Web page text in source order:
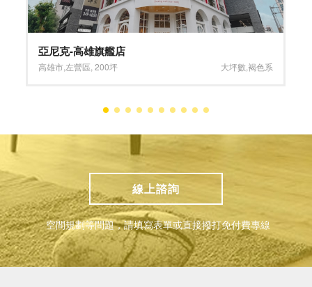
大坪數,褐色系
線上諮詢
空間規劃等問題，請填寫表單或直接撥打免付費專線